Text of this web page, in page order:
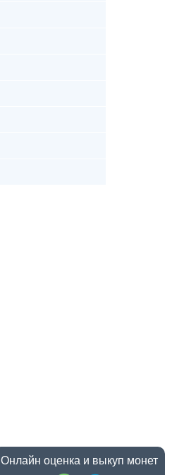
Онлайн оценка и выкуп монет